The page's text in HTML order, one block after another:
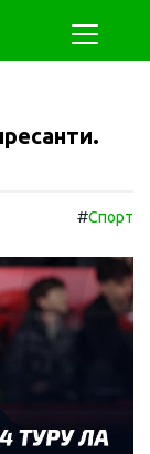
#Спорт